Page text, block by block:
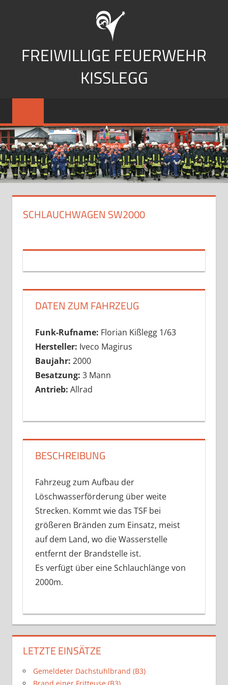
FREIWILLIGE FEUERWEHR
KISSLEGG
SCHLAUCHWAGEN SW2000
DATEN ZUM FAHRZEUG
Funk-Rufname: Florian Kißlegg 1/63
Hersteller: Iveco Magirus
Baujahr: 2000
Besatzung: 3 Mann
Antrieb: Allrad
BESCHREIBUNG
Fahrzeug zum Aufbau der
Löschwasserförderung über weite
Strecken. Kommt wie das TSF bei
größeren Bränden zum Einsatz, meist
auf dem Land, wo die Wasserstelle
entfernt der Brandstelle ist.
Es verfügt über eine Schlauchlänge von
2000m.
LETZTE EINSÄTZE
Gemeldeter Dachstuhlbrand (B3)